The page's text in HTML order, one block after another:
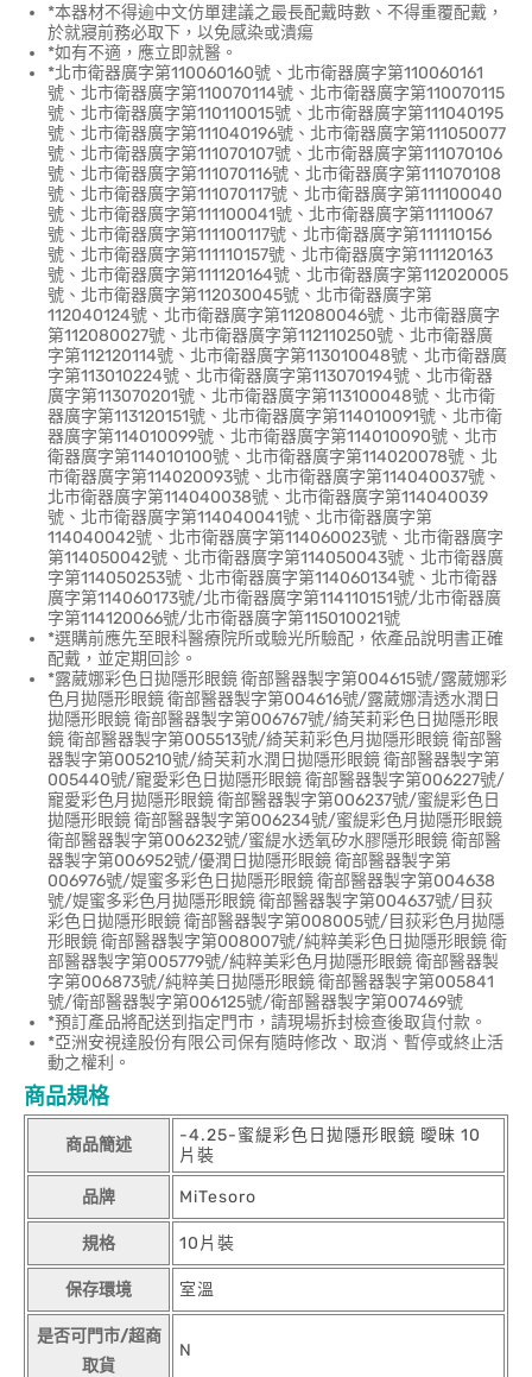
*本器材不得逾中文仿單建議之最長配戴時數、不得重覆配戴，
於就寢前務必取下，以免感染或潰瘍
*如有不適，應立即就醫。
*北市衛器廣字第110060160號、北市衛器廣字第110060161
號、北市衛器廣字第110070114號、北市衛器廣字第110070115
號、北市衛器廣字第110110015號、北市衛器廣字第111040195
號、北市衛器廣字第111040196號、北市衛器廣字第111050077
號、北市衛器廣字第111070107號、北市衛器廣字第111070106
號、北市衛器廣字第111070116號、北市衛器廣字第111070108
號、北市衛器廣字第111070117號、北市衛器廣字第111100040
號、北市衛器廣字第111100041號、北市衛器廣字第11110067
號、北市衛器廣字第111100117號、北市衛器廣字第111110156
號、北市衛器廣字第111110157號、北市衛器廣字第111120163
號、北市衛器廣字第111120164號、北市衛器廣字第112020005
號、北市衛器廣字第112030045號、北市衛器廣字第
112040124號、北市衛器廣字第112080046號、北市衛器廣字
第112080027號、北市衛器廣字第112110250號、北市衛器廣
字第112120114號、北市衛器廣字第113010048號、北市衛器廣
字第113010224號、北市衛器廣字第113070194號、北市衛器
廣字第113070201號、北市衛器廣字第113100048號、北市衛
器廣字第113120151號、北市衛器廣字第114010091號、北市衛
器廣字第114010099號、北市衛器廣字第114010090號、北市
衛器廣字第114010100號、北市衛器廣字第114020078號、北
市衛器廣字第114020093號、北市衛器廣字第114040037號、
北市衛器廣字第114040038號、北市衛器廣字第114040039
號、北市衛器廣字第114040041號、北市衛器廣字第
114040042號、北市衛器廣字第114060023號、北市衛器廣字
第114050042號、北市衛器廣字第114050043號、北市衛器廣
字第114050253號、北市衛器廣字第114060134號、北市衛器
廣字第114060173號/北市衛器廣字第114110151號/北市衛器廣
字第114120066號/北市衛器廣字第115010021號
*選購前應先至眼科醫療院所或驗光所驗配，依產品說明書正確
配戴，並定期回診。
*露葳娜彩色日拋隱形眼鏡 衛部醫器製字第004615號/露葳娜彩
色月拋隱形眼鏡 衛部醫器製字第004616號/露葳娜清透水潤日
拋隱形眼鏡 衛部醫器製字第006767號/綺芙莉彩色日拋隱形眼
鏡 衛部醫器製字第005513號/綺芙莉彩色月拋隱形眼鏡 衛部醫
器製字第005210號/綺芙莉水潤日拋隱形眼鏡 衛部醫器製字第
005440號/寵愛彩色日拋隱形眼鏡 衛部醫器製字第006227號/
寵愛彩色月拋隱形眼鏡 衛部醫器製字第006237號/蜜緹彩色日
拋隱形眼鏡 衛部醫器製字第006234號/蜜緹彩色月拋隱形眼鏡
衛部醫器製字第006232號/蜜緹水透氧矽水膠隱形眼鏡 衛部醫
器製字第006952號/優潤日拋隱形眼鏡 衛部醫器製字第
006976號/媞蜜多彩色日拋隱形眼鏡 衛部醫器製字第004638
號/媞蜜多彩色月拋隱形眼鏡 衛部醫器製字第004637號/目荻
彩色日拋隱形眼鏡 衛部醫器製字第008005號/目荻彩色月拋隱
形眼鏡 衛部醫器製字第008007號/純粹美彩色日拋隱形眼鏡 衛
部醫器製字第005779號/純粹美彩色月拋隱形眼鏡 衛部醫器製
字第006873號/純粹美日拋隱形眼鏡 衛部醫器製字第005841
號/衛部醫器製字第006125號/衛部醫器製字第007469號
*預訂產品將配送到指定門市，請現場拆封檢查後取貨付款。
*亞洲安視達股份有限公司保有隨時修改、取消、暫停或終止活
動之權利。
商品規格
商品簡述
-4.25-蜜緹彩色日拋隱形眼鏡 曖昧 10
片裝
品牌 MiTesoro
規格 10片裝
保存環境 室溫
是否可門市/超商
取貨
N